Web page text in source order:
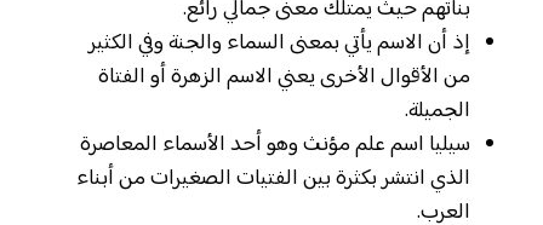
بناتهم حيث يمتلك معنى جمالي رائع.
إذ أن الاسم يأتي بمعنى السماء والجنة وفي الكثير
من الأقوال الأخرى يعني الاسم الزهرة أو الفتاة
الجميلة.
سيليا اسم علم مؤنث وهو أحد الأسماء المعاصرة
الذي انتشر بكثرة بين الفتيات الصغيرات من أبناء
العرب.